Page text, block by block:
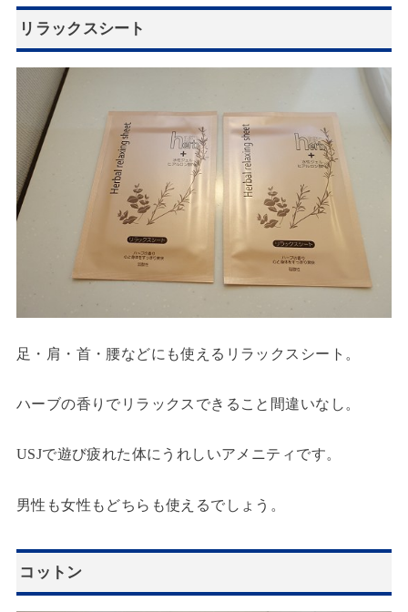
リラックスシート
足・肩・首・腰などにも使えるリラックスシート。
ハーブの香りでリラックスできること間違いなし。
USJで遊び疲れた体にうれしいアメニティです。
男性も女性もどちらも使えるでしょう。
コットン